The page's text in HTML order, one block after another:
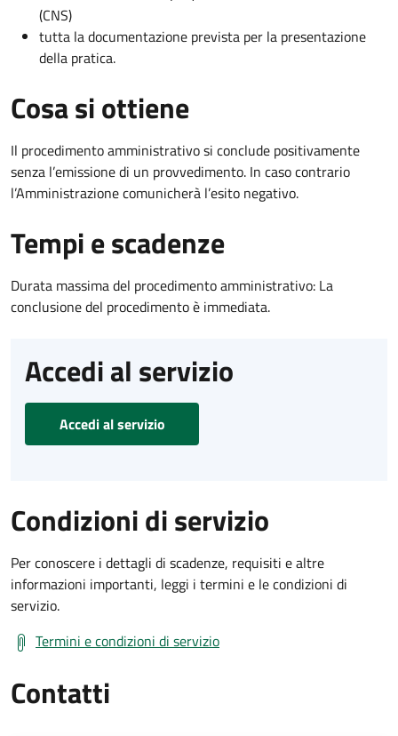
(CNS)
tutta la documentazione prevista per la presentazione
della pratica.
Cosa si ottiene
Il procedimento amministrativo si conclude positivamente
senza l’emissione di un provvedimento. In caso contrario
l’Amministrazione comunicherà l’esito negativo.
Tempi e scadenze
Durata massima del procedimento amministrativo: La
conclusione del procedimento è immediata.
Accedi al servizio
Accedi al servizio
Condizioni di servizio
Per conoscere i dettagli di scadenze, requisiti e altre
informazioni importanti, leggi i termini e le condizioni di
servizio.
Termini e condizioni di servizio
Contatti